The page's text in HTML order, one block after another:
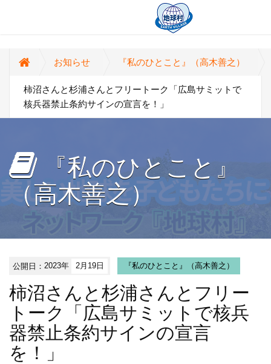
お知らせ 『私のひとこと』（高木善之）
柿沼さんと杉浦さんとフリートーク「広島サミットで
核兵器禁止条約サインの宣言を！」
『私のひとこと』
（高木善之）
公開日：2023年 2月19日 『私のひとこと』（高木善之）
柿沼さんと杉浦さんとフリー
トーク「広島サミットで核兵
器禁止条約サインの宣言
を！」